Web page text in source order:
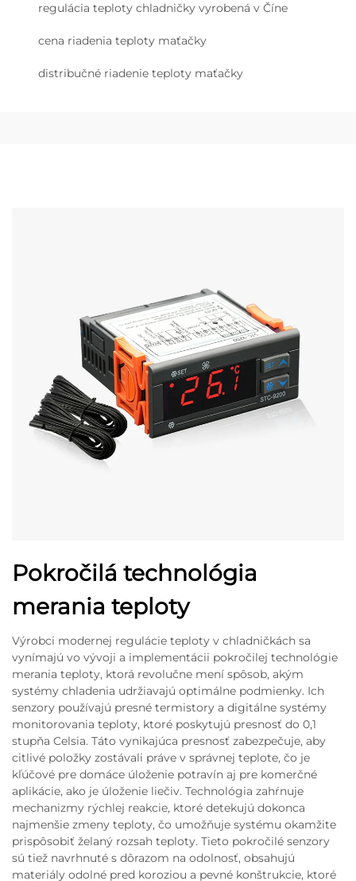
regulácia teploty chladničky vyrobená v Číne
cena riadenia teploty maťačky
distribučné riadenie teploty maťačky
Pokročilá technológia
merania teploty
Výrobci modernej regulácie teploty v chladničkách sa
vynímajú vo vývoji a implementácii pokročilej technológie
merania teploty, ktorá revolučne mení spôsob, akým
systémy chladenia udržiavajú optimálne podmienky. Ich
senzory používajú presné termistory a digitálne systémy
monitorovania teploty, ktoré poskytujú presnosť do 0,1
stupňa Celsia. Táto vynikajúca presnosť zabezpečuje, aby
citlivé položky zostávali práve v správnej teplote, čo je
kľúčové pre domáce úloženie potravín aj pre komerčné
aplikácie, ako je úloženie liečiv. Technológia zahŕnuje
mechanizmy rýchlej reakcie, ktoré detekujú dokonca
najmenšie zmeny teploty, čo umožňuje systému okamžite
prispôsobiť želaný rozsah teploty. Tieto pokročilé senzory
sú tiež navrhnuté s dôrazom na odolnosť, obsahujú
materiály odolné pred koroziou a pevné konštrukcie, ktoré